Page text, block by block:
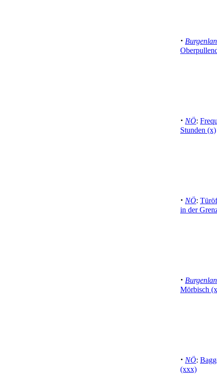
·
· NÖ:
Stunden (x)
· NÖ:
in der
·
Mörbisch
· NÖ:
(xxx)